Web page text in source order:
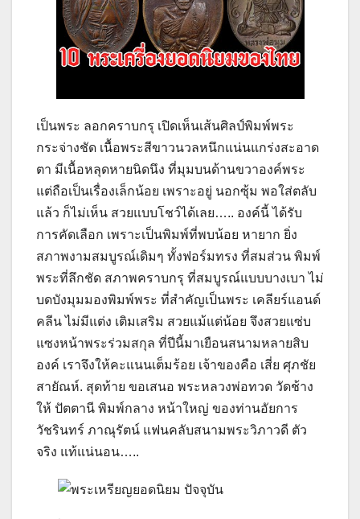
เป็นพระ ลอกคราบกรุ เปิดเห็นเส้นศิลป์พิมพ์พระ
กระจ่างชัด เนื้อพระสีขาวนวลหนึกแน่นแกร่งสะอาด
ตา มีเนื้อหลุดหายนิดนึง ที่มุมบนด้านขวาองค์พระ
แต่ถือเป็นเรื่องเล็กน้อย เพราะอยู่ นอกซุ้ม พอใส่ตลับ
แล้ว ก็ไม่เห็น สวยแบบโชว์ได้เลย….. องค์นี้ ได้รับ
การคัดเลือก เพราะเป็นพิมพ์ที่พบน้อย หายาก ยิ่ง
สภาพงามสมบูรณ์เดิมๆ ทั้งฟอร์มทรง ที่สมส่วน พิมพ์
พระที่ลึกชัด สภาพคราบกรุ ที่สมบูรณ์แบบบางเบา ไม่
บดบังมุมมองพิมพ์พระ ที่สำคัญเป็นพระ เคลียร์แอนด์
คลีน ไม่มีแต่ง เติมเสริม สวยแม้แต่น้อย จึงสวยแซ่บ
แซงหน้าพระร่วมสกุล ที่ปีนี้มาเยือนสนามหลายสิบ
องค์ เราจึงให้คะแนนเต็มร้อย เจ้าของคือ เสี่ย ศุภชัย
สายัณห์. สุดท้าย ขอเสนอ พระหลวงพ่อทวด วัดช้าง
ให้ ปัตตานี พิมพ์กลาง หน้าใหญ่ ของท่านอัยการ
วัชรินทร์ ภาณุรัตน์ แฟนคลับสนามพระวิภาวดี ตัว
จริง แท้แน่นอน…..